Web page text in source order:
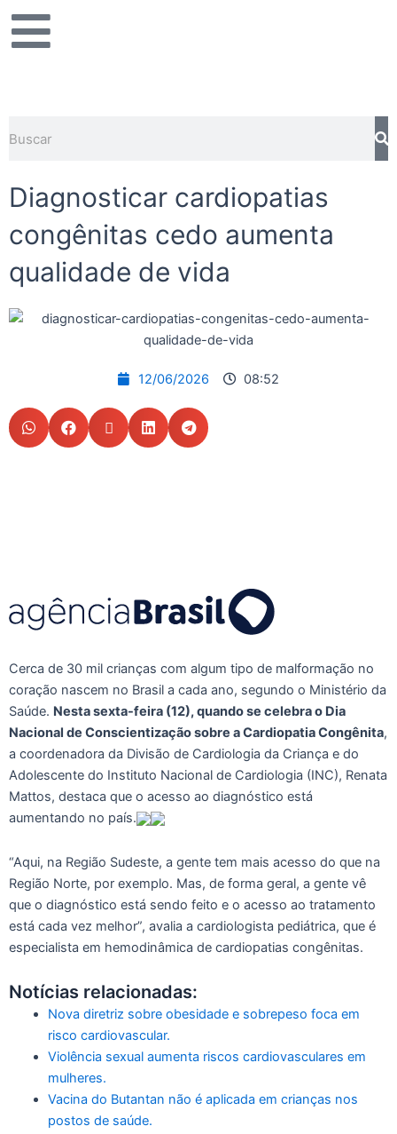
para
Diagnosticar cardiopatias
congênitas cedo aumenta
qualidade de vida
12/06/2026 08:52
Cerca de 30 mil crianças com algum tipo de malformação no
coração nascem no Brasil a cada ano, segundo o Ministério da
Saúde. Nesta sexta-feira (12), quando se celebra o Dia
Nacional de Conscientização sobre a Cardiopatia Congênita,
a coordenadora da Divisão de Cardiologia da Criança e do
Adolescente do Instituto Nacional de Cardiologia (INC), Renata
Mattos, destaca que o acesso ao diagnóstico está
aumentando no país.
“Aqui, na Região Sudeste, a gente tem mais acesso do que na
Região Norte, por exemplo. Mas, de forma geral, a gente vê
que o diagnóstico está sendo feito e o acesso ao tratamento
está cada vez melhor”, avalia a cardiologista pediátrica, que é
especialista em hemodinâmica de cardiopatias congênitas.
Notícias relacionadas:
Nova diretriz sobre obesidade e sobrepeso foca em
risco cardiovascular.
Violência sexual aumenta riscos cardiovasculares em
mulheres.
Vacina do Butantan não é aplicada em crianças nos
postos de saúde.